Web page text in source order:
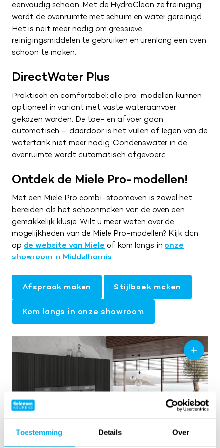
Toestemming Details Over
eenvoudig schoon. Met de HydroClean zelfreiniging
wordt de ovenruimte met schuim en water gereinigd.
Het is neit meer nodig om gressieve
reinigingsmiddelen te gebruiken en urenlang een oven
schoon te maken.
DirectWater Plus
Praktisch en comfortabel: alle pro-modellen kunnen
optioneel in variant met vaste wateraanvoer
gekozen worden. De toe- en afvoer gaan
automatisch – daardoor is het vullen of legen van de
watertank niet meer nodig. Condenswater in de
ovenruimte wordt automatisch afgevoerd.
Ontdek de Miele Pro-modellen!
Met een Miele Pro combi-stoomoven is zowel het
bereiden als het schoonmaken van de oven een
gemakkelijk klusje. Wilt u meer weten over de
mogelijkheden van de Miele Pro-modellen? Kijk dan
op de website van Miele of kom langs in onze
showroom in Middelharnis.
Afspraak maken Stijlboek maken
Kom langs in onze showroom